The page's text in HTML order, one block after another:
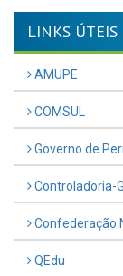
LINKS ÚTEIS
AMUPE
COMSUL
Governo de
Controladoria-
Confederação
QEdu